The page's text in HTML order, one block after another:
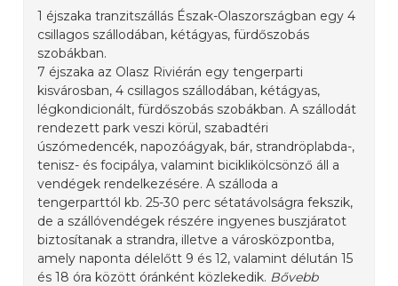
1 éjszaka tranzitszállás Észak-Olaszországban egy 4
csillagos szállodában, kétágyas, fürdőszobás
szobákban.
7 éjszaka az Olasz Riviérán egy tengerparti
kisvárosban, 4 csillagos szállodában, kétágyas,
légkondicionált, fürdőszobás szobákban. A szállodát
rendezett park veszi körül, szabadtéri
úszómedencék, napozóágyak, bár, strandröplabda-,
tenisz- és focipálya, valamint biciklikölcsönző áll a
vendégek rendelkezésére. A szálloda a
tengerparttól kb. 25-30 perc sétatávolságra fekszik,
de a szállóvendégek részére ingyenes buszjáratot
biztosítanak a strandra, illetve a városközpontba,
amely naponta délelőtt 9 és 12, valamint délután 15
és 18 óra között óránként közlekedik. Bővebb